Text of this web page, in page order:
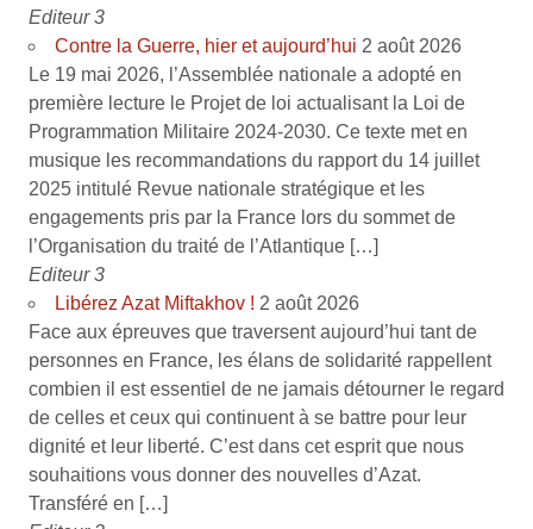
Editeur 3
Contre la Guerre, hier et aujourd’hui 2 août 2026
Le 19 mai 2026, l’Assemblée nationale a adopté en
première lecture le Projet de loi actualisant la Loi de
Programmation Militaire 2024-2030. Ce texte met en
musique les recommandations du rapport du 14 juillet
2025 intitulé Revue nationale stratégique et les
engagements pris par la France lors du sommet de
l’Organisation du traité de l’Atlantique […]
Editeur 3
Libérez Azat Miftakhov ! 2 août 2026
Face aux épreuves que traversent aujourd’hui tant de
personnes en France, les élans de solidarité rappellent
combien il est essentiel de ne jamais détourner le regard
de celles et ceux qui continuent à se battre pour leur
dignité et leur liberté. C’est dans cet esprit que nous
souhaitions vous donner des nouvelles d’Azat.
Transféré en […]